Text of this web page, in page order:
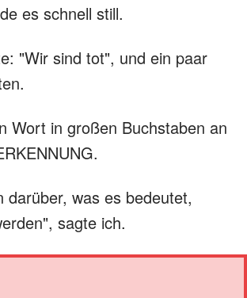
es schnell still.
"Wir sind tot", und ein paar
Wort in großen Buchstaben an
darüber, was es bedeutet,
sagte ich.